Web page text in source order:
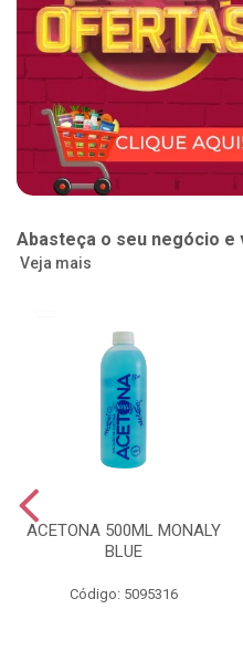
Abasteça o seu negócio e
Veja mais
ACETONA 500ML MONALY
BLUE
Código: 5095316